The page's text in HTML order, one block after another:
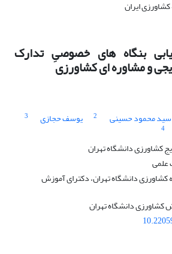
بنگاه های خصوصیِ تدارک
و مشاوره ای کشاورزی
سید محمود حسینی 2 یوسف حجازی 3
4
کشاورزی دانشگاه تهران
علمی
دانشگاه تهران، دکترای آموزش
کشاورزی دانشگاه تهران